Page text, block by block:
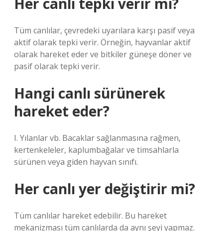
Tüm canlılar, çevredeki uyarılara karşı pasif veya
aktif olarak tepki verir. Örneğin, hayvanlar aktif
olarak hareket eder ve bitkiler güneşe döner ve
pasif olarak tepki verir.
Hangi canlı sürünerek
hareket eder?
I. Yılanlar vb. Bacaklar sağlanmasına rağmen,
kertenkeleler, kaplumbağalar ve timsahlarla
sürünen veya giden hayvan sınıfı.
Her canlı yer değiştirir mi?
Tüm canlılar hareket edebilir. Bu hareket
mekanizması tüm canlılarda da aynı şeyi yapmaz.